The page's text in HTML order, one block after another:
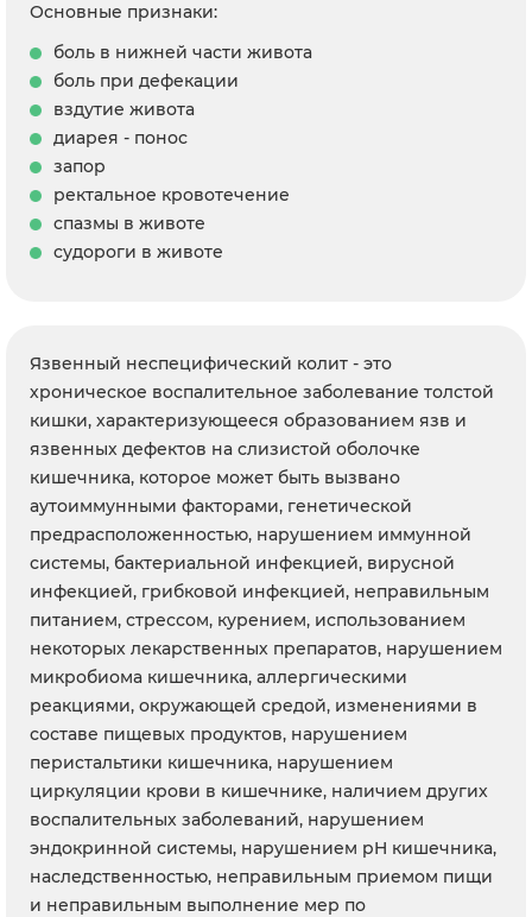
Основные признаки:
боль в нижней части живота
боль при дефекации
вздутие живота
диарея - понос
запор
ректальное кровотечение
спазмы в животе
судороги в животе
Язвенный неспецифический колит - это
хроническое воспалительное заболевание толстой
кишки, характеризующееся образованием язв и
язвенных дефектов на слизистой оболочке
кишечника, которое может быть вызвано
аутоиммунными факторами, генетической
предрасположенностью, нарушением иммунной
системы, бактериальной инфекцией, вирусной
инфекцией, грибковой инфекцией, неправильным
питанием, стрессом, курением, использованием
некоторых лекарственных препаратов, нарушением
микробиома кишечника, аллергическими
реакциями, окружающей средой, изменениями в
составе пищевых продуктов, нарушением
перистальтики кишечника, нарушением
циркуляции крови в кишечнике, наличием других
воспалительных заболеваний, нарушением
эндокринной системы, нарушением pH кишечника,
наследственностью, неправильным приемом пищи
и неправильным выполнение мер по